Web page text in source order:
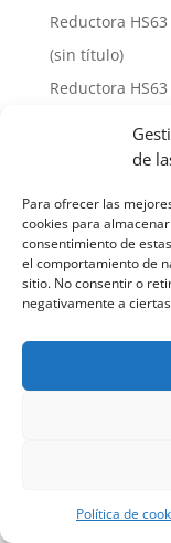
de
Para ofrecer las
cookies para
consentimiento de
el comportamiento de
sitio. No consentir o
negativamente a
Política de
Reductora HS63
(sin título)
Reductora HS63
A WordPress
Política de